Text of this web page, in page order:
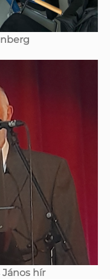
János hír